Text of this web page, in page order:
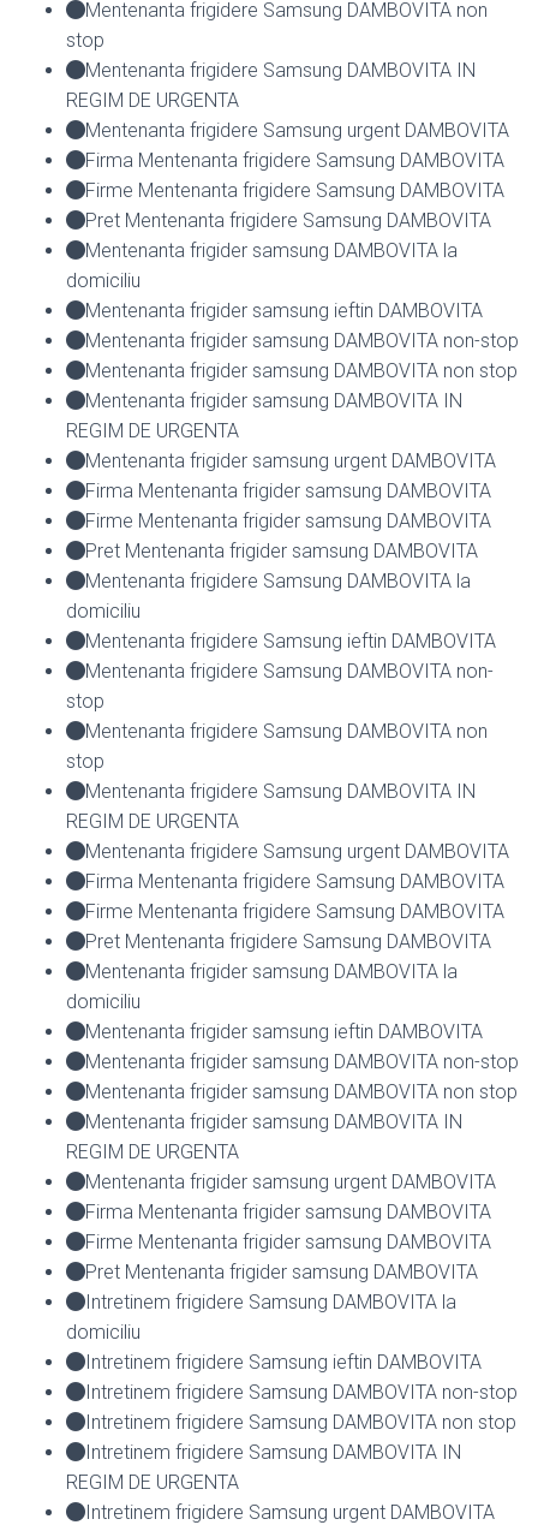
Mentenanta frigidere Samsung DAMBOVITA non
stop
Mentenanta frigidere Samsung DAMBOVITA IN
REGIM DE URGENTA
Mentenanta frigidere Samsung urgent DAMBOVITA
Firma Mentenanta frigidere Samsung DAMBOVITA
Firme Mentenanta frigidere Samsung DAMBOVITA
Pret Mentenanta frigidere Samsung DAMBOVITA
Mentenanta frigider samsung DAMBOVITA la
domiciliu
Mentenanta frigider samsung ieftin DAMBOVITA
Mentenanta frigider samsung DAMBOVITA non-stop
Mentenanta frigider samsung DAMBOVITA non stop
Mentenanta frigider samsung DAMBOVITA IN
REGIM DE URGENTA
Mentenanta frigider samsung urgent DAMBOVITA
Firma Mentenanta frigider samsung DAMBOVITA
Firme Mentenanta frigider samsung DAMBOVITA
Pret Mentenanta frigider samsung DAMBOVITA
Mentenanta frigidere Samsung DAMBOVITA la
domiciliu
Mentenanta frigidere Samsung ieftin DAMBOVITA
Mentenanta frigidere Samsung DAMBOVITA non-
stop
Mentenanta frigidere Samsung DAMBOVITA non
stop
Mentenanta frigidere Samsung DAMBOVITA IN
REGIM DE URGENTA
Mentenanta frigidere Samsung urgent DAMBOVITA
Firma Mentenanta frigidere Samsung DAMBOVITA
Firme Mentenanta frigidere Samsung DAMBOVITA
Pret Mentenanta frigidere Samsung DAMBOVITA
Mentenanta frigider samsung DAMBOVITA la
domiciliu
Mentenanta frigider samsung ieftin DAMBOVITA
Mentenanta frigider samsung DAMBOVITA non-stop
Mentenanta frigider samsung DAMBOVITA non stop
Mentenanta frigider samsung DAMBOVITA IN
REGIM DE URGENTA
Mentenanta frigider samsung urgent DAMBOVITA
Firma Mentenanta frigider samsung DAMBOVITA
Firme Mentenanta frigider samsung DAMBOVITA
Pret Mentenanta frigider samsung DAMBOVITA
Intretinem frigidere Samsung DAMBOVITA la
domiciliu
Intretinem frigidere Samsung ieftin DAMBOVITA
Intretinem frigidere Samsung DAMBOVITA non-stop
Intretinem frigidere Samsung DAMBOVITA non stop
Intretinem frigidere Samsung DAMBOVITA IN
REGIM DE URGENTA
Intretinem frigidere Samsung urgent DAMBOVITA